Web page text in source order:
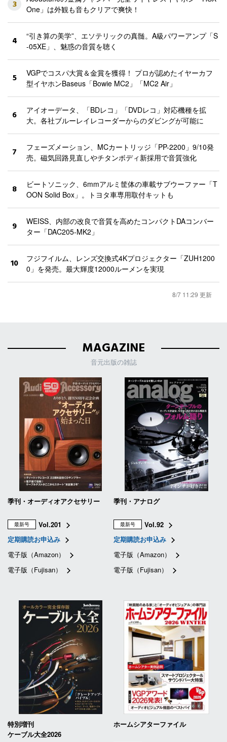
3
One」は外観も音もクリアで爽快！
4
“引き算の美学”、エソテリックの真髄。A級パワーアンプ「S
-05XE」、魅惑の音質を聴く
5
VGPでコスパ大賞＆金賞を獲得！ プロが認めたイヤーカフ
型イヤホンBaseus「Bowie MC2」「MC2 Air」
6
アイオーデータ、「BDレコ」「DVDレコ」対応機種を拡
大。各社ブルーレイレコーダーからのダビングが可能に
7
フェーズメーション、MCカートリッジ「PP-2200」9/10発
売。磁気回路見直しやチタンボディ新採用で音質強化
8
ビートソニック、6mmアルミ筐体の車載サブウーファー「T
OON Solid Box」。トヨタ車専用取付キットも
9
WEISS、内部の改良で音質を高めたコンパクトDAコンバー
ター「DAC205-MK2」
10
フジフイルム、レンズ交換式4Kプロジェクター「ZUH1200
0」を発売。最大輝度12000ルーメンを実現
8/7 11:29 更新
MAGAZINE
音元出版の雑誌
季刊・オーディオアクセサリー
最新号
Vol.201
定期購読お申込み
電子版（Amazon）
電子版（Fujisan）
季刊・アナログ
最新号
Vol.92
定期購読お申込み
電子版（Amazon）
電子版（Fujisan）
特別増刊
ケーブル大全2026
ホームシアターファイル